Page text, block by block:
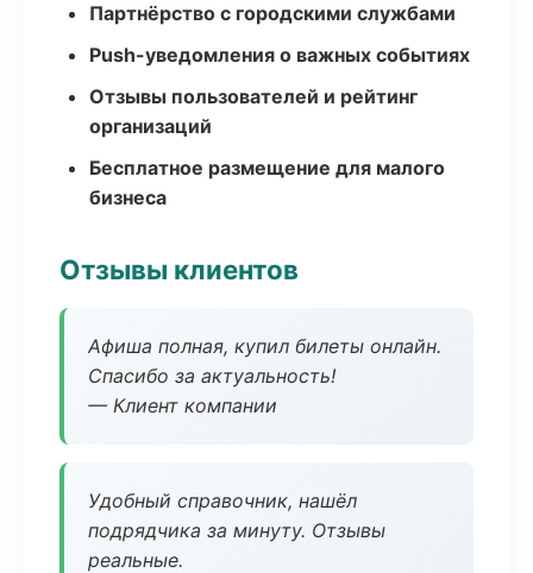
Партнёрство с городскими службами
Push-уведомления о важных событиях
Отзывы пользователей и рейтинг
организаций
Бесплатное размещение для малого
бизнеса
Отзывы клиентов
Афиша полная, купил билеты онлайн.
Спасибо за актуальность!
— Клиент компании
Удобный справочник, нашёл
подрядчика за минуту. Отзывы
реальные.